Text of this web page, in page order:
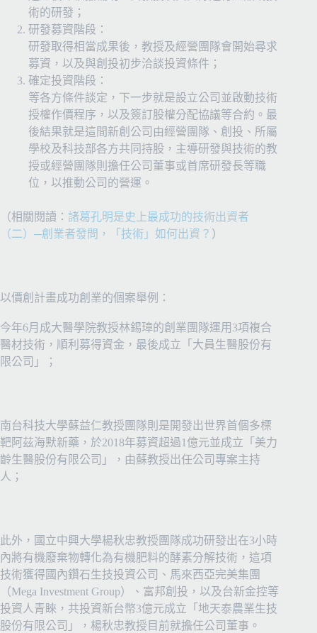
術的研發；
研發募資階段：
研發取得相當成果後，教授及經營團隊會開始尋求
募資，以及與創投初步洽談投資條件；
確定投資階段：
等各方條件談定，下一步就是設立公司並啟動技術
授權作價程序，以及簽訂股權分配協議等合約。最
後結果就是這間新創公司由經營團隊、創投、所屬
學校及科技部各方共同持股，主導研發與技術的教
授或經營團隊則擔任公司董事或首席研發長等職
位，以推動公司的營運。
（相關閱讀： 諸葛孔明是史上最成功的技術出資者
（二）─創業者發問，「技術」如何出資？ ）
以價創計畫成功創業的個案舉例：
今年6月成大醫學院教授林錫璋的創業團隊運用 3項複合
醫材技術，順利募得資金，最後成立「大員生醫股份有
限公司」；
南台科技大學蘇益仁教授團隊則是開發出世界首個多標
靶阿茲海默新藥，於2018年募資超過1 億元並成立「美力
齡生醫股份有限公司」，由蘇教授出任公司專案主持
人；
此外，國立中興大學楊秋忠教授團隊成功研發出在3小時
內將有機廢棄物轉化為有機肥料的酵素分解技術，這項
技術獲得國內鑽石生技投資公司、馬來西亞完美集團
（Mega Investment Group）、富邦創投，以及台新金控等
投資人青睞，共投資新台幣3億元成立「地天泰農業生技
股份有限公司」，楊秋忠教授目前就擔任公司董事。